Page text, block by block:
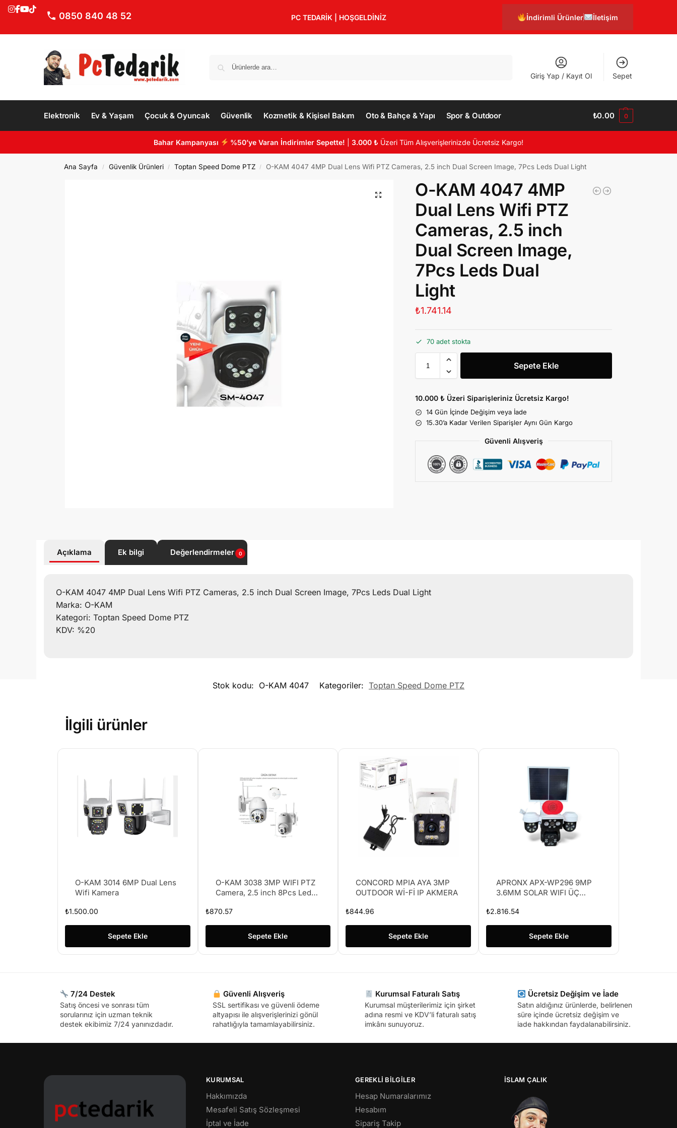
0850 840 48 52 PC TEDARİK | HOŞGELDİNİZ İndirimli Ürünler İletişim
Giriş Yap / Kayıt Ol Sepet
Elektronik Ev & Yaşam Çocuk & Oyuncak Güvenlik Kozmetik & Kişisel Bakım Oto & Bahçe & Yapı Spor & Outdoor ₺0.00 0
Bahar Kampanyası %50’ye Varan İndirimler Sepette! |3.000 ₺ Üzeri Tüm Alışverişlerinizde Ücretsiz Kargo!
Ana Sayfa / Güvenlik Ürünleri / Toptan Speed Dome PTZ / O-KAM 4047 4MP Dual Lens Wifi PTZ Cameras, 2.5 inch Dual Screen Image, 7Pcs Leds Dual Light
O-KAM 4047 4MP
Dual Lens Wifi PTZ
Cameras, 2.5 inch
Dual Screen Image,
7Pcs Leds Dual
Light
₺1.741.14
70 adet stokta
Sepete Ekle
10.000 ₺ Üzeri Siparişleriniz Ücretsiz Kargo!
14 Gün İçinde Değişim veya İade
15.30’a Kadar Verilen Siparişler Aynı Gün Kargo
Güvenli Alışveriş
Açıklama Ek bilgi Değerlendirmeler 0
O-KAM 4047 4MP Dual Lens Wifi PTZ Cameras, 2.5 inch Dual Screen Image, 7Pcs Leds Dual Light
Marka: O-KAM
Kategori: Toptan Speed Dome PTZ
KDV: %20
Stok kodu: O-KAM 4047 Kategoriler: Toptan Speed Dome PTZ
İlgili ürünler
O-KAM 3014 6MP Dual Lens
Wifi Kamera
₺1.500.00
Sepete Ekle
O-KAM 3038 3MP WIFI PTZ
Camera, 2.5 inch 8Pcs Leds
₺870.57
Sepete Ekle
CONCORD MPIA AYA 3MP
OUTDOOR Wİ-Fİ IP AKMERA
₺844.96
Sepete Ekle
APRONX APX-WP296 9MP
3.6MM SOLAR WIFI ÜÇ
₺2.816.54
Sepete Ekle
7/24 Destek
Satış öncesi ve sonrası tüm
sorularınız için uzman teknik
destek ekibimiz 7/24 yanınızdadır.
Güvenli Alışveriş
SSL sertifikası ve güvenli ödeme
altyapısı ile alışverişlerinizi gönül
rahatlığıyla tamamlayabilirsiniz.
Kurumsal Faturalı Satış
Kurumsal müşterilerimiz için şirket
adına resmi ve KDV’li faturalı satış
imkânı sunuyoruz.
Ücretsiz Değişim ve İade
Satın aldığınız ürünlerde, belirlenen
süre içinde ücretsiz değişim ve
iade hakkından faydalanabilirsiniz.
KURUMSAL
Hakkımızda
Mesafeli Satış Sözleşmesi
İptal ve İade
GEREKLİ BİLGİLER
Hesap Numaralarımız
Hesabım
Sipariş Takip
İSLAM ÇALIK